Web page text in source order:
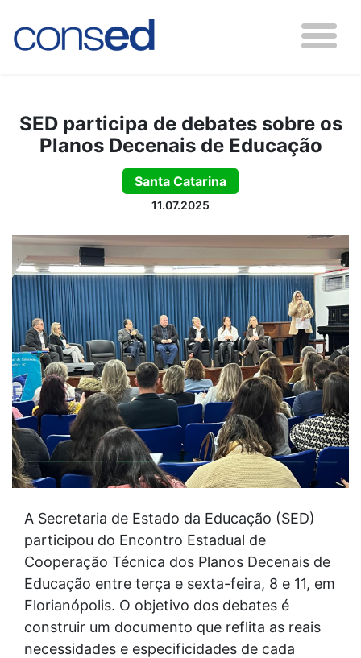
SED participa de debates sobre os
Planos Decenais de Educação
Santa Catarina
11.07.2025
A Secretaria de Estado da Educação (SED)
participou do Encontro Estadual de
Cooperação Técnica dos Planos Decenais de
Educação entre terça e sexta-feira, 8 e 11, em
Florianópolis. O objetivo dos debates é
construir um documento que reflita as reais
necessidades e especificidades de cada